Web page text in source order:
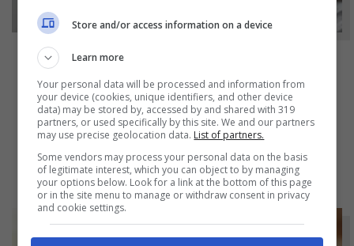
NOTIZIE
Bicchieri opachi dopo la lavastoviglie? Il
segreto naturale per farli tornare come
nuovi
Store and/or access information on a device
Learn more
Your personal data will be processed and information from
your device (cookies, unique identifiers, and other device
data) may be stored by, accessed by and shared with 319
partners, or used specifically by this site. We and our partners
may use precise geolocation data. List of partners.
Some vendors may process your personal data on the basis
of legitimate interest, which you can object to by managing
your options below. Look for a link at the bottom of this page
or in the site menu to manage or withdraw consent in privacy
and cookie settings.